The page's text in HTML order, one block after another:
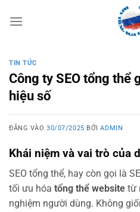
qua
TIN TỨC
Công ty SEO tổng thể
hiệu số
ĐĂNG VÀO30/07/2025 BỞIADMIN
Khái niệm và vai trò của
SEO tổng thể, hay còn gọi là
tối ưu hóa tổng thể website từ
nghiệm người dùng. Không